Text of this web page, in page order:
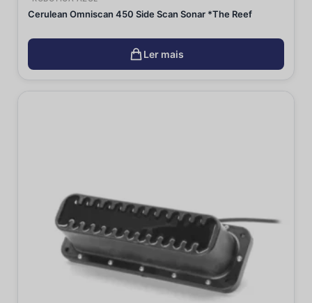
Cerulean Omniscan 450 Side Scan Sonar *The Reef
Ler mais